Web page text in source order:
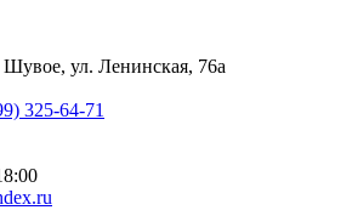
ул. Ленинская, 76а
325-64-71